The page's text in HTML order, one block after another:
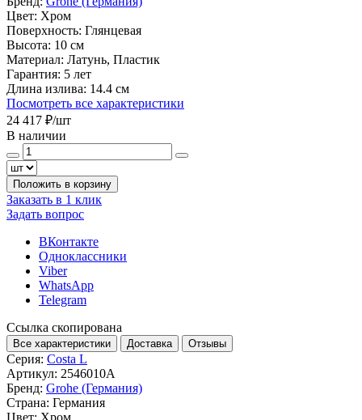
Цвет: Хром
Поверхность: Глянцевая
Высота: 10 см
Материал: Латунь, Пластик
Гарантия: 5 лет
Длина излива: 14.4 см
Посмотреть все характеристики
24 417 ₽/шт
В наличии
Положить в корзину
Заказать в 1 клик
Задать вопрос
ВКонтакте
Одноклассники
Viber
WhatsApp
Telegram
Ссылка скопирована
Все характеристики Доставка Отзывы
Серия: Costa L
Артикул: 2546010A
Бренд: Grohe (Германия)
Страна: Германия
Цвет: Хром